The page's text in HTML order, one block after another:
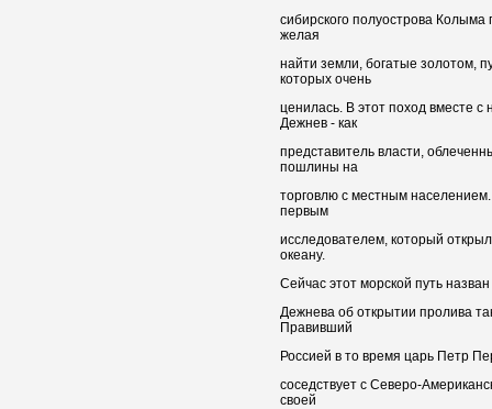
сибирского полуострова Колыма
желая
найти земли, богатые золотом,
которых очень
ценилась. В этот поход вместе
Дежнев - как
представитель власти,
пошлины на
торговлю с местным
первым
исследователем, который
океану.
Сейчас этот морской путь
Дежнева об открытии пролива
Правивший
Россией в то время царь Петр
соседствует с Северо-
своей